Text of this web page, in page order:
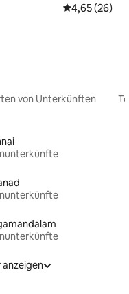
4,65 (26)
von Unterkünften
anzeigen